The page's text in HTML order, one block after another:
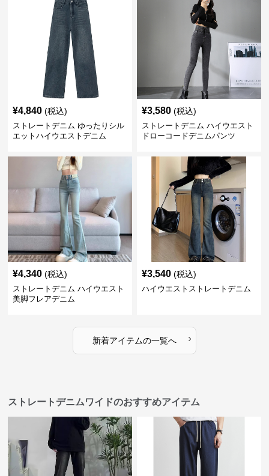
¥4,840 (税込)
ストレートデニム ゆったりシル
エットハイウエストデニム
¥3,580 (税込)
ストレートデニム ハイウエスト
ドローコードデニムパンツ
¥4,340 (税込)
ストレートデニム ハイウエスト
美脚フレアデニム
¥3,540 (税込)
ハイウエストストレートデニム
新着アイテムの一覧へ ›
ストレートデニムワイドのおすすめアイテム